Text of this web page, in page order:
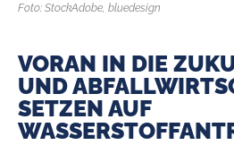
Foto: StockAdobe, bluedesign
VORAN IN DIE
UND
SETZEN AUF